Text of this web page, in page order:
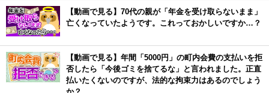
【動画で見る】70代の親が「年金を受け取らないまま」
亡くなっていたようです。これっておかしいですか…？
【動画で見る】年間「5000円」の町内会費の支払いを拒
否したら「今後ゴミを捨てるな」と言われました。正直
払いたくないのですが、法的な拘束力はあるのでしょう
か？